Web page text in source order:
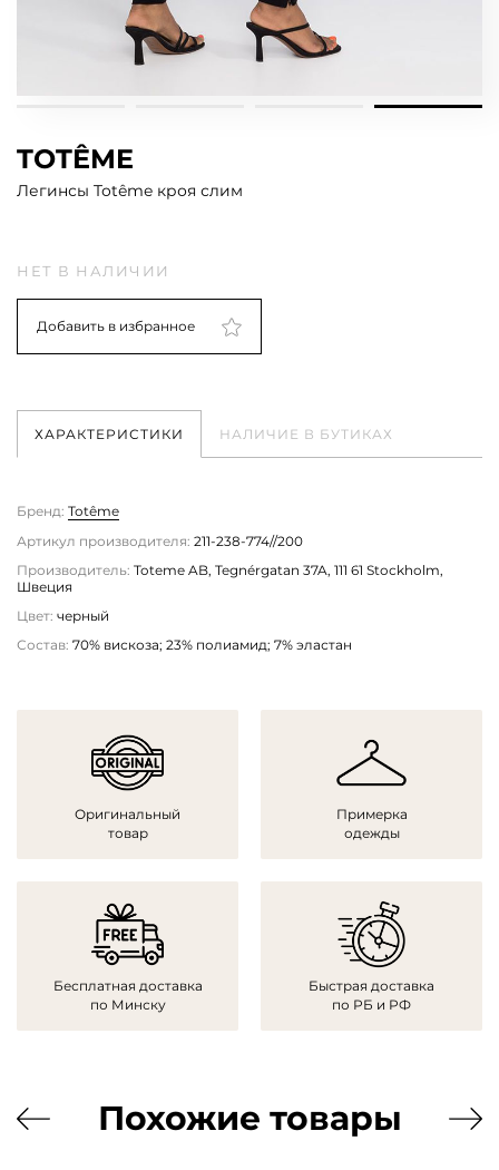
TOTÊME
Легинсы Totême кроя слим
НЕТ В НАЛИЧИИ
Добавить в избранное
ХАРАКТЕРИСТИКИ НАЛИЧИЕ В БУТИКАХ
Бренд: Totême
Артикул производителя: 211-238-774//200
Производитель: Toteme AB, Tegnérgatan 37A, 111 61 Stockholm,
Швеция
Цвет: черный
Состав: 70% вискоза; 23% полиамид; 7% эластан
Оригинальный
товар
Примерка
одежды
Бесплатная доставка
по Минску
Быстрая доставка
по РБ и РФ
Похожие товары